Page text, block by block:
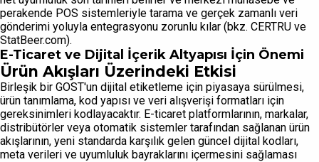
perakende POS sistemleriyle tarama ve gerçek zamanlı veri
gönderimi yoluyla entegrasyonu zorunlu kılar (bkz. CERTRU ve
StatBeer.com).
E-Ticaret ve Dijital İçerik Altyapısı İçin Önemi
Ürün Akışları Üzerindeki Etkisi
Birleşik bir GOST'un dijital etiketleme için piyasaya sürülmesi,
ürün tanımlama, kod yapısı ve veri alışverişi formatları için
gereksinimleri kodlayacaktır. E-ticaret platformlarının, markalar,
distribütörler veya otomatik sistemler tarafından sağlanan ürün
akışlarının, yeni standarda karşılık gelen güncel dijital kodları,
meta verileri ve uyumluluk bayraklarını içermesini sağlaması